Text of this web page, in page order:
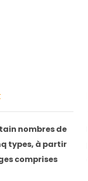
nombres de
types, à partir
comprises